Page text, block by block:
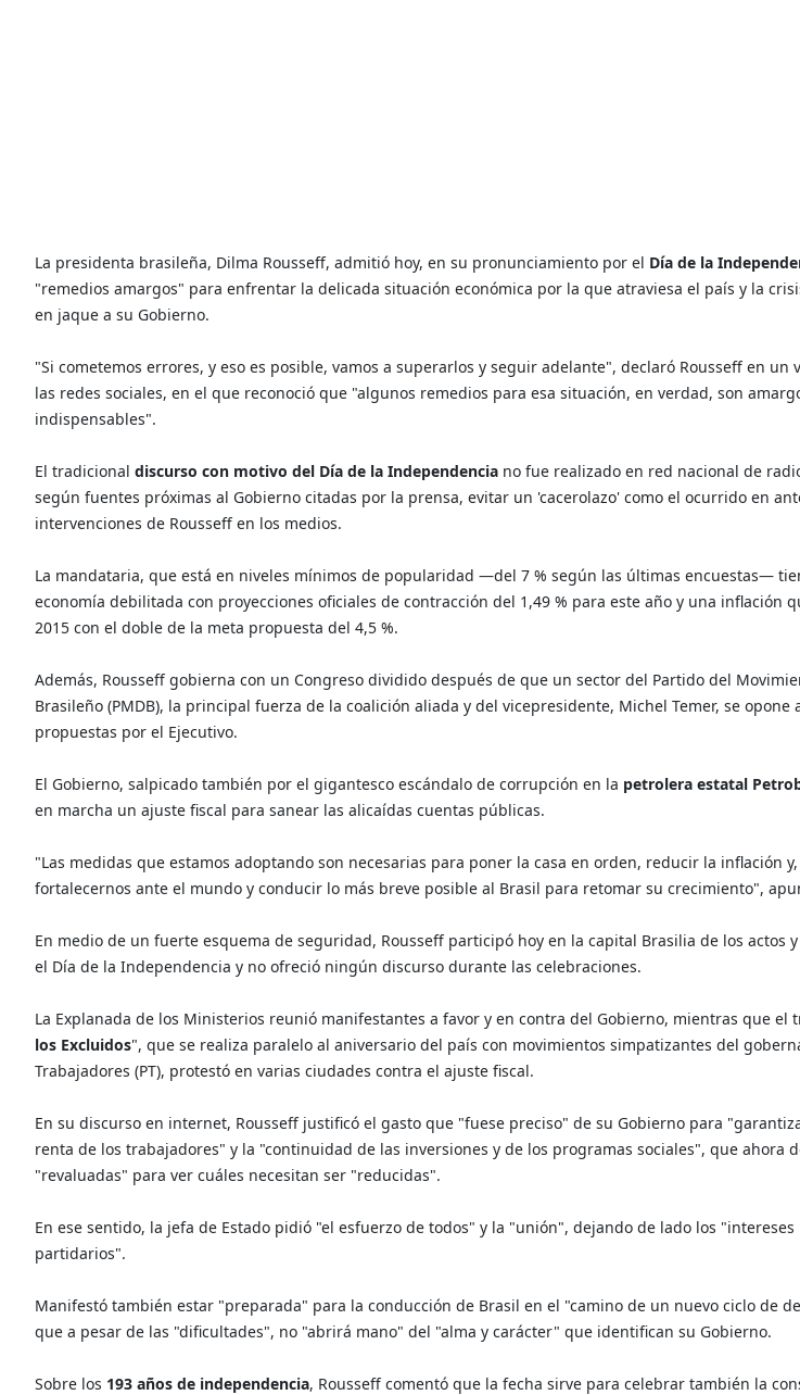
La presidenta brasileña, Dilma Rousseff, admitió hoy, en su pronunciamiento por el Día de la
"remedios amargos" para enfrentar la delicada situación económica por la que atraviesa el país y la
en jaque a su Gobierno.
"Si cometemos errores, y eso es posible, vamos a superarlos y seguir adelante", declaró Rousseff en un
las redes sociales, en el que reconoció que "algunos remedios para esa situación, en verdad, son
indispensables".
El tradicional discurso con motivo del Día de la Independencia no fue realizado en red nacional de
según fuentes próximas al Gobierno citadas por la prensa, evitar un 'cacerolazo' como el ocurrido en
intervenciones de Rousseff en los medios.
La mandataria, que está en niveles mínimos de popularidad —del 7 % según las últimas encuestas—
economía debilitada con proyecciones oficiales de contracción del 1,49 % para este año y una inflación
2015 con el doble de la meta propuesta del 4,5 %.
Además, Rousseff gobierna con un Congreso dividido después de que un sector del Partido del
Brasileño (PMDB), la principal fuerza de la coalición aliada y del vicepresidente, Michel Temer, se opone
propuestas por el Ejecutivo.
El Gobierno, salpicado también por el gigantesco escándalo de corrupción en la petrolera estatal
en marcha un ajuste fiscal para sanear las alicaídas cuentas públicas.
"Las medidas que estamos adoptando son necesarias para poner la casa en orden, reducir la inflación
fortalecernos ante el mundo y conducir lo más breve posible al Brasil para retomar su crecimiento",
En medio de un fuerte esquema de seguridad, Rousseff participó hoy en la capital Brasilia de los actos
el Día de la Independencia y no ofreció ningún discurso durante las celebraciones.
La Explanada de los Ministerios reunió manifestantes a favor y en contra del Gobierno, mientras que el
los Excluidos", que se realiza paralelo al aniversario del país con movimientos simpatizantes del
Trabajadores (PT), protestó en varias ciudades contra el ajuste fiscal.
En su discurso en internet, Rousseff justificó el gasto que "fuese preciso" de su Gobierno para
renta de los trabajadores" y la "continuidad de las inversiones y de los programas sociales", que ahora
"revaluadas" para ver cuáles necesitan ser "reducidas".
En ese sentido, la jefa de Estado pidió "el esfuerzo de todos" y la "unión", dejando de lado los
partidarios".
Manifestó también estar "preparada" para la conducción de Brasil en el "camino de un nuevo ciclo de
que a pesar de las "dificultades", no "abrirá mano" del "alma y carácter" que identifican su Gobierno.
Sobre los 193 años de independencia, Rousseff comentó que la fecha sirve para celebrar también la